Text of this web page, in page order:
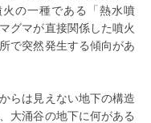
の一種である「熱水噴
グマが直接関係した噴火
で突然発生する傾向があ
らは見えない地下の構造
大涌谷の地下に何がある